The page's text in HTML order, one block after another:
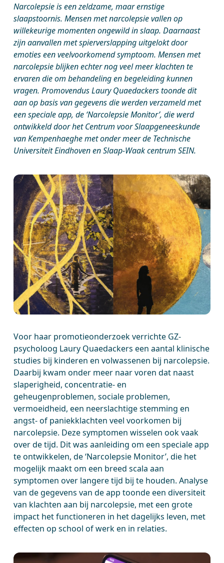
Narcolepsie is een zeldzame, maar ernstige
slaapstoornis. Mensen met narcolepsie vallenop
willekeurige momenten ongewild in slaap. Daarnaast
zijn aanvallen met spierverslapping uitgelokt door
emoties een veelvoorkomend symptoom. Mensen met
narcolepsie blijken echter nog veel meer klachten te
ervaren die om behandeling en begeleiding kunnen
vragen. Promovendus Laury Quaedackers toonde dit
aan op basis van gegevens die werden verzameld met
een speciale app, de ‘Narcolepsie Monitor’, die werd
ontwikkeld door het Centrum voor Slaapgeneeskunde
van Kempenhaeghe met onder meer de Technische
Universiteit Eindhoven en Slaap-Waak centrum SEIN.
Voor haar promotieonderzoek verrichte GZ-
psycholoog Laury Quaedackers een aantal klinische
studies bij kinderen en volwassenen bij narcolepsie.
Daarbij kwam onder meer naar voren dat naast
slaperigheid, concentratie- en
geheugenproblemen, sociale problemen,
vermoeidheid, een neerslachtige stemming en
angst- of paniekklachten veel voorkomen bij
narcolepsie. Deze symptomen wisselen ook vaak
over de tijd. Dit was aanleiding om een speciale app
te ontwikkelen, de ‘Narcolepsie Monitor’, die het
mogelijk maakt om een breed scala aan
symptomen over langere tijd bij te houden. Analyse
van de gegevens van de app toonde een diversiteit
van klachten aan bij narcolepsie, met een grote
impact het functioneren in het dagelijks leven, met
effecten op school of werk en in relaties.